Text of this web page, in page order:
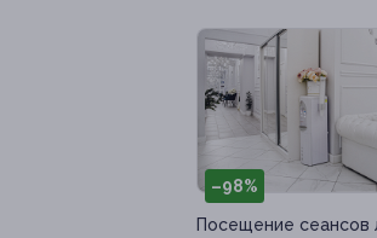
–98%
Посещение сеансов